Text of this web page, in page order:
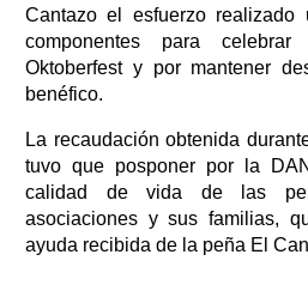
Cantazo el esfuerzo
componentes para
Oktoberfest y por mantener
benéfico.
La recaudación obtenida
tuvo que posponer por la
calidad de vida de las
asociaciones y sus familias,
ayuda recibida de la peña El